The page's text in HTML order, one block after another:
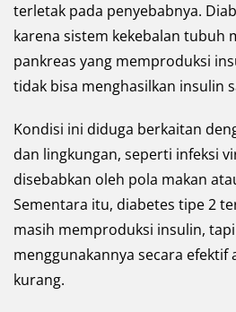
terletak pada penyebabnya.
karena sistem kekebalan tubuh
pankreas yang memproduksi
tidak bisa menghasilkan insulin
Kondisi ini diduga berkaitan
dan lingkungan, seperti infeksi
disebabkan oleh pola makan
Sementara itu, diabetes tipe 2
masih memproduksi insulin,
menggunakannya secara efektif
kurang.